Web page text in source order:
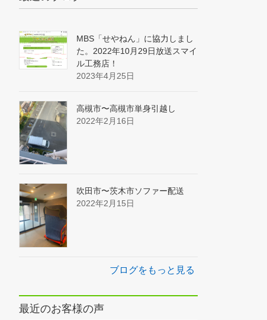
MBS「せやねん」に協力しまし
た。2022年10月29日放送スマイ
ル工務店！
2023年4月25日
高槻市〜高槻市単身引越し
2022年2月16日
吹田市〜茨木市ソファー配送
2022年2月15日
ブログをもっと見る
最近のお客様の声